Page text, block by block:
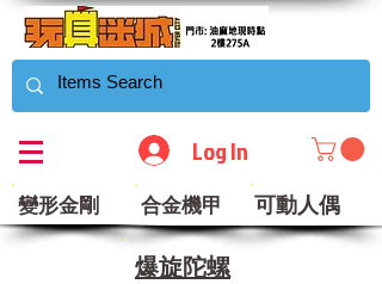
Log In
變形金剛 合金機甲 可動人偶
​爆旋陀螺